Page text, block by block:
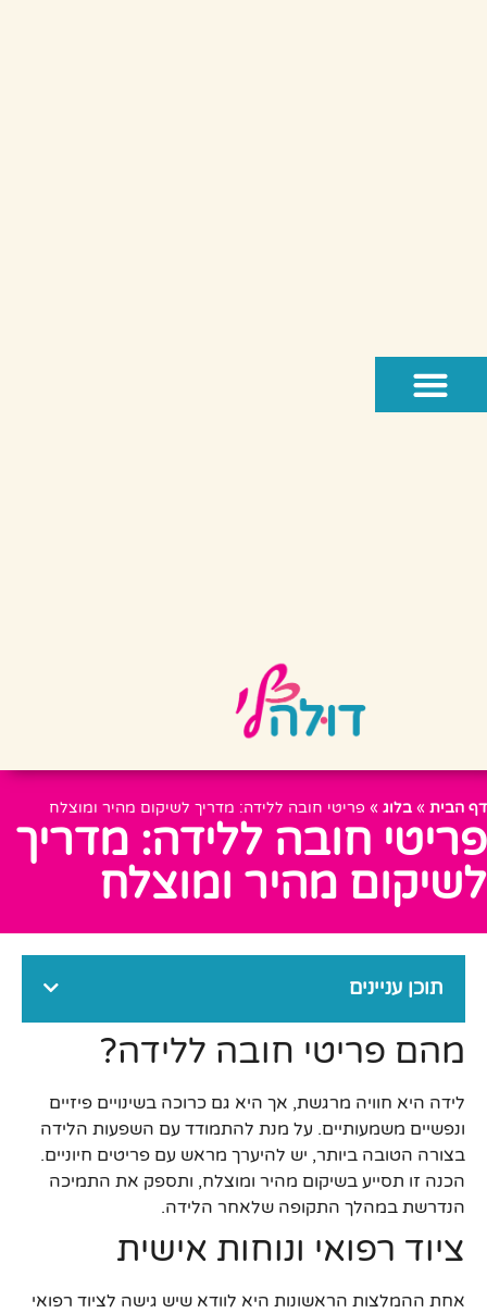
דף הבית » בלוג » פריטי חובה ללידה: מדריך לשיקום מהיר ומוצלח
פריטי חובה ללידה: מדריך
לשיקום מהיר ומוצלח
תוכן עניינים
מהם פריטי חובה ללידה?
לידה היא חוויה מרגשת, אך היא גם כרוכה בשינויים פיזיים
ונפשיים משמעותיים. על מנת להתמודד עם השפעות הלידה
בצורה הטובה ביותר, יש להיערך מראש עם פריטים חיוניים.
הכנה זו תסייע בשיקום מהיר ומוצלח, ותספק את התמיכה
הנדרשת במהלך התקופה שלאחר הלידה.
ציוד רפואי ונוחות אישית
אחת ההמלצות הראשונות היא לוודא שיש גישה לציוד רפואי